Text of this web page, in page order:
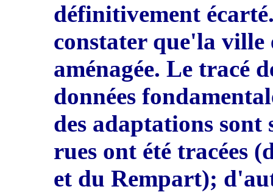
définitivement
constater que'la ville
aménagée. Le tracé
données
des adaptations sont
rues ont été tracées
et du Rempart);